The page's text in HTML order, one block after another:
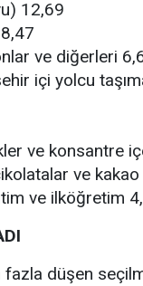
12,69
ve diğerleri
içi yolcu
ve konsantre
ve
ve ilköğretim
fazla düşen